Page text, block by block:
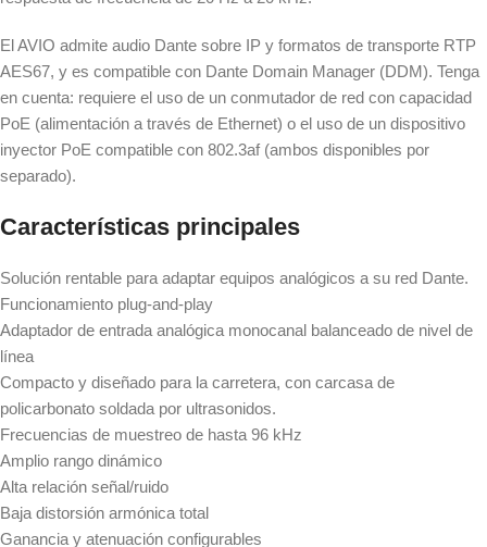
El AVIO admite audio Dante sobre IP y formatos de transporte RTP
AES67, y es compatible con Dante Domain Manager (DDM). Tenga
en cuenta: requiere el uso de un conmutador de red con capacidad
PoE (alimentación a través de Ethernet) o el uso de un dispositivo
inyector PoE compatible con 802.3af (ambos disponibles por
separado).
Características principales
Solución rentable para adaptar equipos analógicos a su red Dante.
Funcionamiento plug-and-play
Adaptador de entrada analógica monocanal balanceado de nivel de
línea
Compacto y diseñado para la carretera, con carcasa de
policarbonato soldada por ultrasonidos.
Frecuencias de muestreo de hasta 96 kHz
Amplio rango dinámico
Alta relación señal/ruido
Baja distorsión armónica total
Ganancia y atenuación configurables